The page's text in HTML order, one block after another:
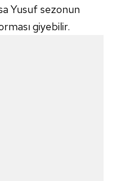
çerezlerle ilgili bilgi
Yusuf sezonun
giyebilir.